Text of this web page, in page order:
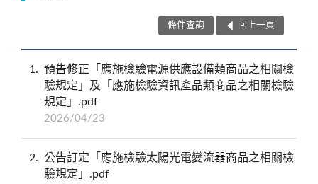
條件查詢 回上一頁
1
預告修正「應施檢驗電源供應設備類商品之相關檢
驗規定」及「應施檢驗資訊產品類商品之相關檢驗
規定」.pdf
2026/04/23
2
公告訂定「應施檢驗太陽光電變流器商品之相關檢
驗規定」.pdf